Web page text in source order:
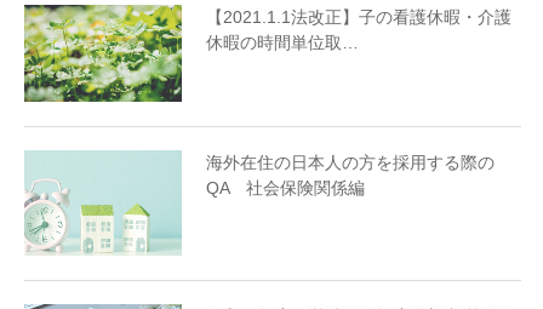
【2021.1.1法改正】子の看護休暇・介護
休暇の時間単位取…
海外在住の日本人の方を採用する際の
QA 社会保険関係編